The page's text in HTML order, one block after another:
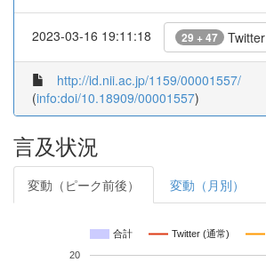
2023-03-16 19:11:18 29 + 47 Twitter
http://id.nii.ac.jp/1159/00001557/
(info:doi/10.18909/00001557)
言及状況
変動（ピーク前後） 変動（月別）
合計 Twitter (通常)
20